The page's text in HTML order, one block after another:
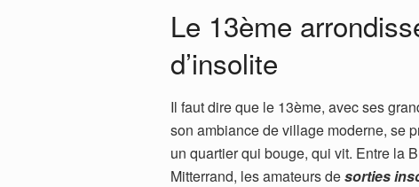
Le 13ème
d’insolite
Il faut dire que le 13ème, avec ses
son ambiance de village moderne, se
un quartier qui bouge, qui vit. Entre la
Mitterrand, les amateurs desorties